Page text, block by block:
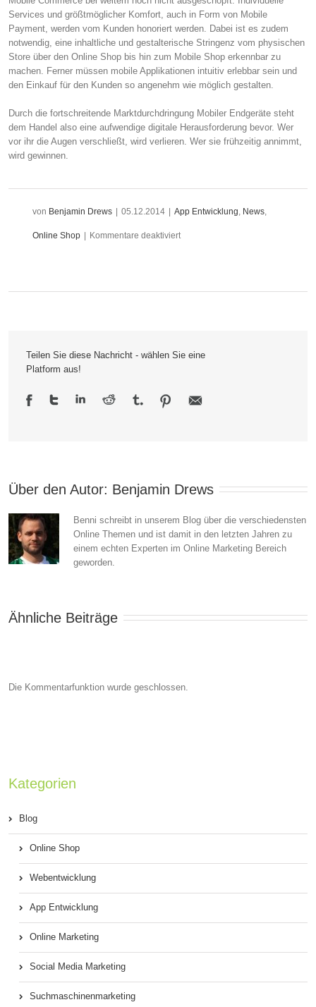
Services und größtmöglicher Komfort, auch in Form von Mobile
Payment, werden vom Kunden honoriert werden. Dabei ist es zudem
notwendig, eine inhaltliche und gestalterische Stringenz vom physischen
Store über den Online Shop bis hin zum Mobile Shop erkennbar zu
machen. Ferner müssen mobile Applikationen intuitiv erlebbar sein und
den Einkauf für den Kunden so angenehm wie möglich gestalten.
Durch die fortschreitende Marktdurchdringung Mobiler Endgeräte steht
dem Handel also eine aufwendige digitale Herausforderung bevor. Wer
vor ihr die Augen verschließt, wird verlieren. Wer sie frühzeitig annimmt,
wird gewinnen.
von Benjamin Drews 05.12.2014 App Entwicklung, News,
Online Shop Kommentare deaktiviertfür
broke!
Teilen Sie diese Nachricht - wählen Sie eine
Platform aus!
Über den Autor: Benjamin Drews
Benni schreibt in unserem Blog über die verschiedensten
Online Themen und ist damit in den letzten Jahren zu
einem echten Experten im Online Marketing Bereich
geworden.
Ähnliche Beiträge
Die Kommentarfunktion wurde geschlossen.
Kategorien
Blog
Online Shop
Webentwicklung
App Entwicklung
Online Marketing
Social Media Marketing
Suchmaschinenmarketing